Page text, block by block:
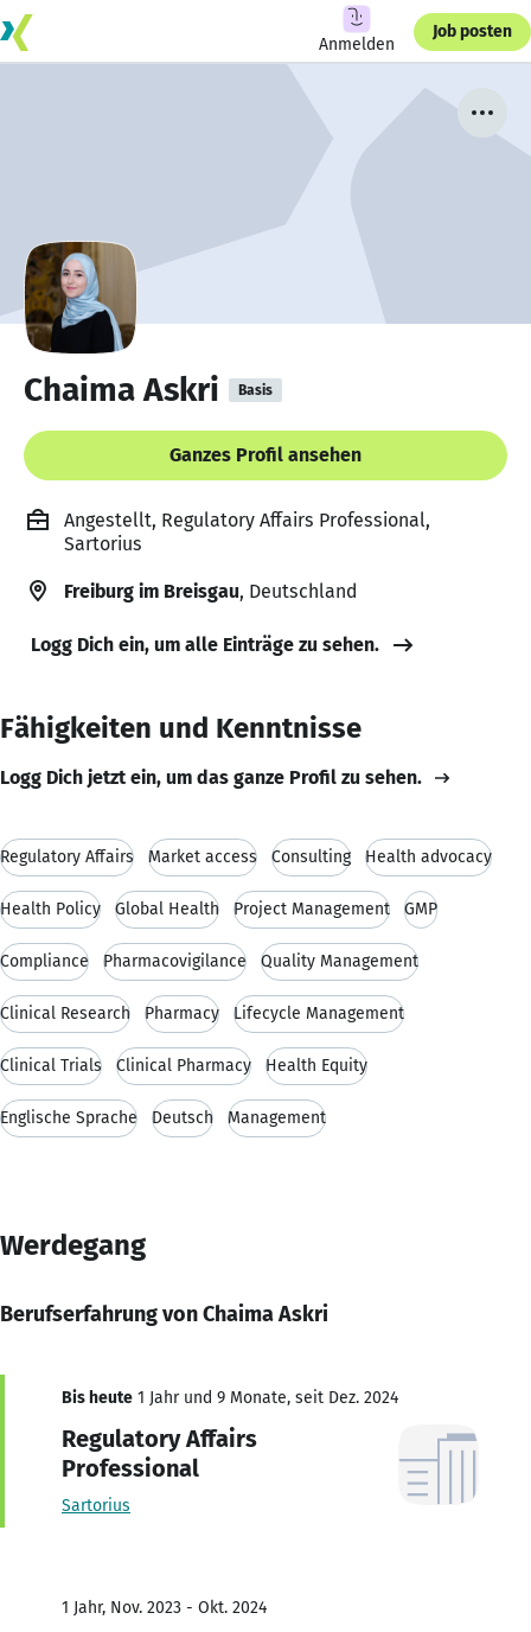
Anmelden
Job posten
Chaima Askri Basis
Ganzes Profil ansehen
Angestellt, Regulatory Affairs Professional,
Sartorius
Freiburg im Breisgau, Deutschland
Logg Dich ein, um alle Einträge zu sehen.
Fähigkeiten und Kenntnisse
Logg Dich jetzt ein, um das ganze Profil zu sehen.
Regulatory Affairs Market access Consulting Health advocacy
Health Policy Global Health Project Management GMP
Compliance Pharmacovigilance Quality Management
Clinical Research Pharmacy Lifecycle Management
Clinical Trials Clinical Pharmacy Health Equity
Englische Sprache Deutsch Management
Werdegang
Berufserfahrung von Chaima Askri
Bis heute 1 Jahr und 9 Monate, seit Dez. 2024
Regulatory Affairs
Professional
Sartorius
1 Jahr, Nov. 2023 - Okt. 2024